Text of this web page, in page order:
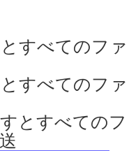
とすべてのフ
とすべてのフ
すとすべての